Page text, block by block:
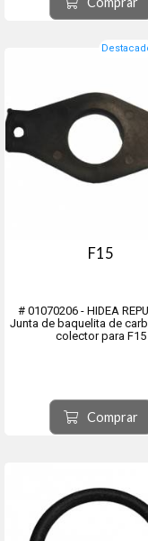
F15
# 01070206 - HIDEA
Junta de baquelita de
colector para F15
Comprar